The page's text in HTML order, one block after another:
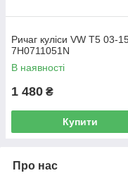
Ричаг куліси VW T5 03-
7H0711051N
В наявності
1 480 ₴
Купити
Про нас